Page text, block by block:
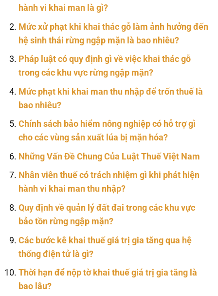
hành vi khai man là gì?
Mức xử phạt khi khai thác gỗ làm ảnh hưởng đến
hệ sinh thái rừng ngập mặn là bao nhiêu?
Pháp luật có quy định gì về việc khai thác gỗ
trong các khu vực rừng ngập mặn?
Mức phạt khi khai man thu nhập để trốn thuế là
bao nhiêu?
Chính sách bảo hiểm nông nghiệp có hỗ trợ gì
cho các vùng sản xuất lúa bị mặn hóa?
Những Vấn Đề Chung Của Luật Thuế Việt Nam
Nhân viên thuế có trách nhiệm gì khi phát hiện
hành vi khai man thu nhập?
Quy định về quản lý đất đai trong các khu vực
bảo tồn rừng ngập mặn?
Các bước kê khai thuế giá trị gia tăng qua hệ
thống điện tử là gì?
Thời hạn để nộp tờ khai thuế giá trị gia tăng là
bao lâu?